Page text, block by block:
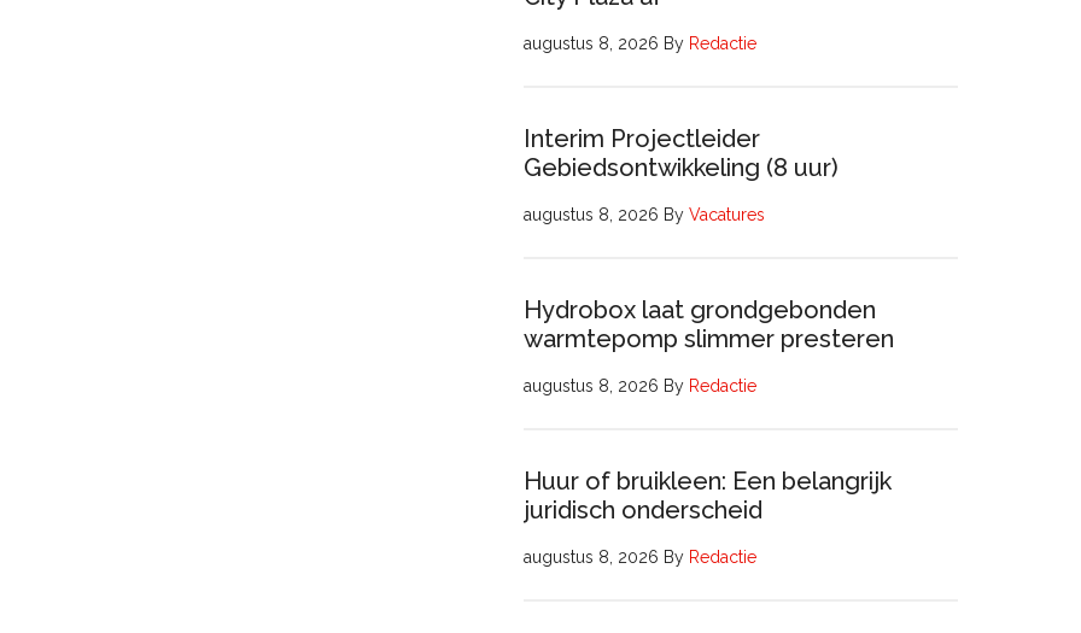
augustus 8, 2026 By Redactie
Interim Projectleider
Gebiedsontwikkeling (8 uur)
augustus 8, 2026 By Vacatures
Hydrobox laat grondgebonden
warmtepomp slimmer presteren
augustus 8, 2026 By Redactie
Huur of bruikleen: Een belangrijk
juridisch onderscheid
augustus 8, 2026 By Redactie